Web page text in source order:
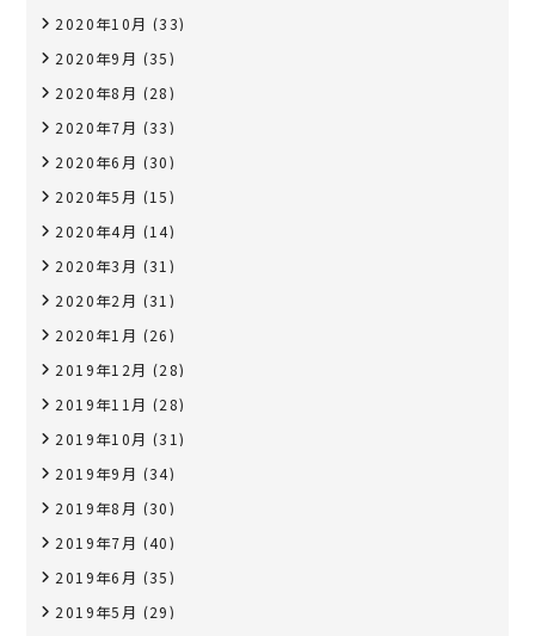
2020年10月 (33)
2020年9月 (35)
2020年8月 (28)
2020年7月 (33)
2020年6月 (30)
2020年5月 (15)
2020年4月 (14)
2020年3月 (31)
2020年2月 (31)
2020年1月 (26)
2019年12月 (28)
2019年11月 (28)
2019年10月 (31)
2019年9月 (34)
2019年8月 (30)
2019年7月 (40)
2019年6月 (35)
2019年5月 (29)